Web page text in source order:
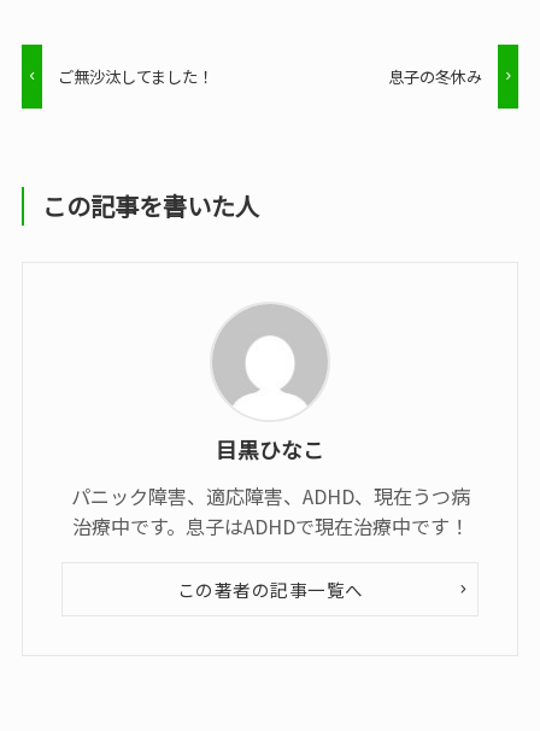
ご無沙汰してました！ 息子の冬休み
この記事を書いた人
目黒ひなこ
パニック障害、適応障害、ADHD、現在うつ病
治療中です。息子はADHDで現在治療中です！
この著者の記事一覧へ